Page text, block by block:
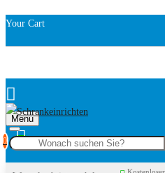
Your Cart
Menu
0